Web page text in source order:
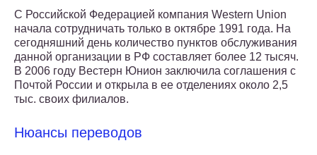
С Российской Федерацией компания Western Union
начала сотрудничать только в октябре 1991 года. На
сегодняшний день количество пунктов обслуживания
данной организации в РФ составляет более 12 тысяч.
В 2006 году Вестерн Юнион заключила соглашения с
Почтой России и открыла в ее отделениях около 2,5
тыс. своих филиалов.
Нюансы переводов